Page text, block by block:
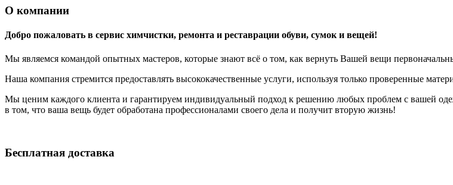
О компании
Добро пожаловать в сервис химчистки, ремонта и реставрации обуви, сумок и вещей!
Мы являемся командой опытных мастеров, которые знают всё о том, как вернуть Вашей вещи
Наша компания стремится предоставлять высококачественные услуги, используя только проверенные
Мы ценим каждого клиента и гарантируем индивидуальный подход к решению любых проблем с вашей
в том, что ваша вещь будет обработана профессионалами своего дела и получит вторую жизнь!
Бесплатная доставка